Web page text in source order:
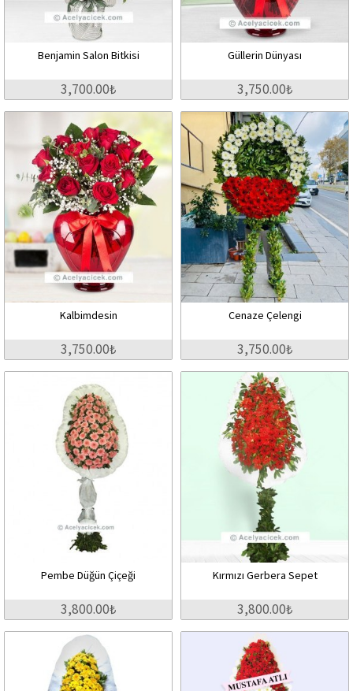
Benjamin Salon Bitkisi
3,700.00₺
Güllerin Dünyası
3,750.00₺
Kalbimdesin
3,750.00₺
Cenaze Çelengi
3,750.00₺
Pembe Düğün Çiçeği
3,800.00₺
Kırmızı Gerbera Sepet
3,800.00₺